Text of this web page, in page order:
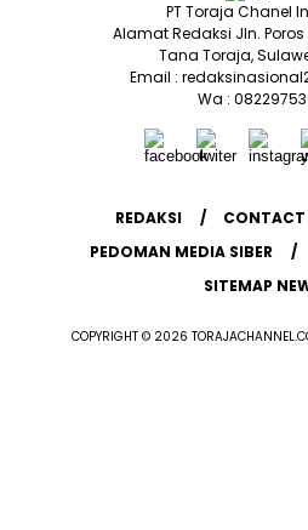
PT Toraja Chanel
Alamat Redaksi Jln. Poros
Tana Toraja,
Email :
Wa :
REDAKSI CONTACT
PEDOMAN MEDIA SIBER
SITEMAP
COPYRIGHT © 2026